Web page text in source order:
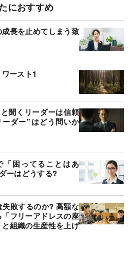
におすすめ
長を止めてしまう致
ースト1
聞くリーダーは信頼
ダー”はどう問いか
「困ってることはあ
ーはどうする?
敗するのか? 高額な
フリーアドレスの座
組織の生産性を上げ